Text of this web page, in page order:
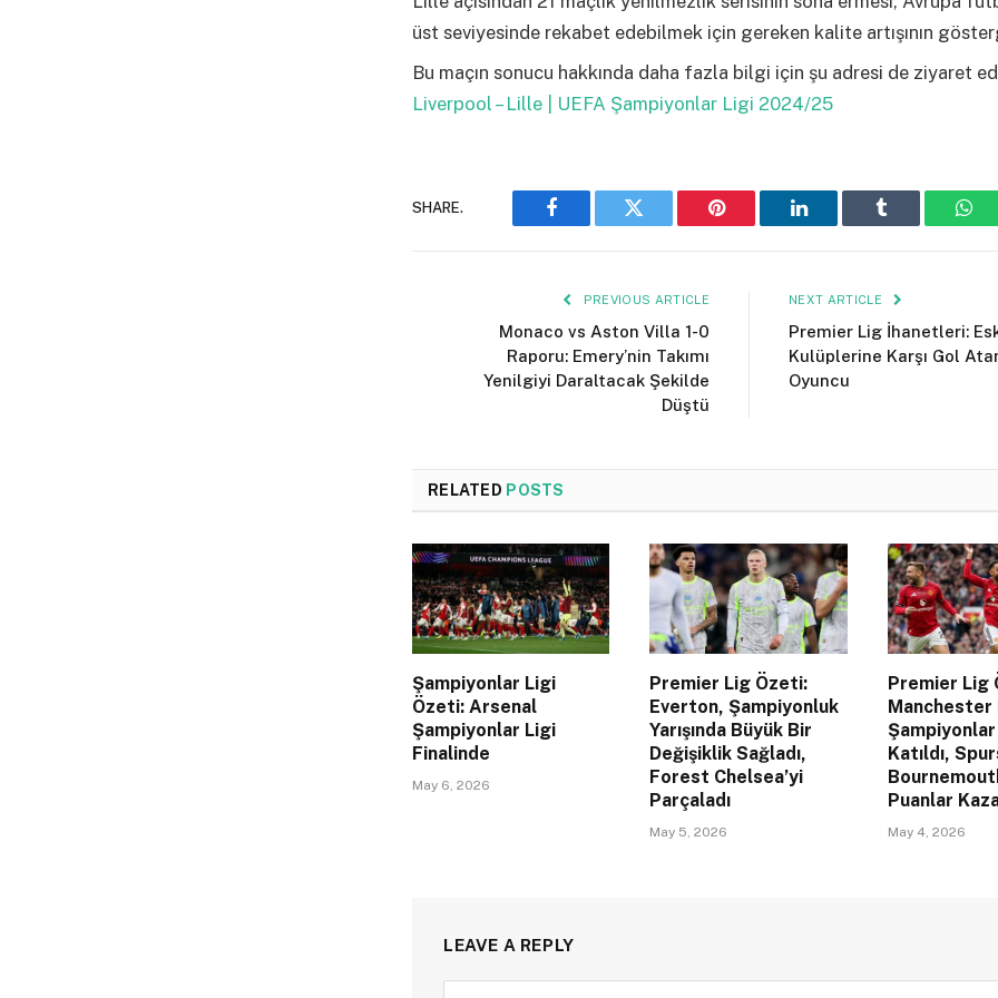
üst seviyesinde rekabet edebilmek için gereken kalite artışının
Bu maçın sonucu hakkında daha fazla bilgi için şu adresi de ziyaret
Liverpool – Lille | UEFA Şampiyonlar Ligi 2024/25
SHARE.
Facebook Twitter Pinterest LinkedIn Tumblr
PREVIOUS ARTICLE
Monaco vs Aston Villa 1-0
Raporu: Emery’nin Takımı
Yenilgiyi Daraltacak Şekilde
Düştü
NEXT ARTICLE
Premier Lig İhanetleri:
Kulüplerine Karşı Gol
Oyuncu
RELATED POSTS
Şampiyonlar Ligi
Özeti: Arsenal
Şampiyonlar Ligi
Finalinde
May 6, 2026
Premier Lig Özeti:
Everton, Şampiyonluk
Yarışında Büyük Bir
Değişiklik Sağladı,
Forest Chelsea’yi
Parçaladı
May 5, 2026
Premier Lig
Manchester
Şampiyonlar
Katıldı,
Puanlar
May 4, 2026
LEAVE A REPLY